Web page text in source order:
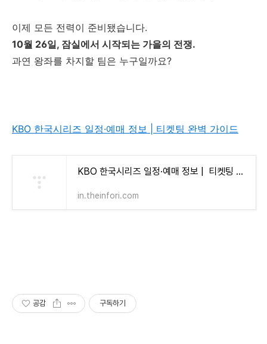
이제 모든 전력이 준비됐습니다.
10월 26일, 잠실에서 시작되는 가을의 전쟁.
과연 왕좌를 차지할 팀은 누구일까요?
KBO 한국시리즈 일정·예매 정보 | 티켓팅 완벽 가이드
KBO 한국시리즈 일정·예매 정보 | 티켓팅 완벽 가이드
in.theinfori.com
공감 구독하기